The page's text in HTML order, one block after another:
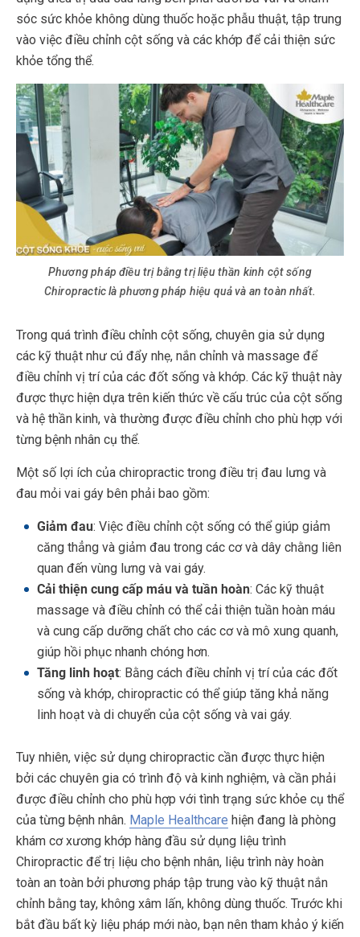
sóc sức khỏe không dùng thuốc hoặc phẫu thuật, tập trung
vào việc điều chỉnh cột sống và các khớp để cải thiện sức
khỏe tổng thể.
Phương pháp điều trị bằng trị liệu thần kinh cột sống
Chiropractic là phương pháp hiệu quả và an toàn nhất.
Trong quá trình điều chỉnh cột sống, chuyên gia sử dụng
các kỹ thuật như cú đẩy nhẹ, nắn chỉnh và massage để
điều chỉnh vị trí của các đốt sống và khớp. Các kỹ thuật này
được thực hiện dựa trên kiến thức về cấu trúc của cột sống
và hệ thần kinh, và thường được điều chỉnh cho phù hợp với
từng bệnh nhân cụ thể.
Một số lợi ích của chiropractic trong điều trị đau lưng và
đau mỏi vai gáy bên phải bao gồm:
Giảm đau: Việc điều chỉnh cột sống có thể giúp giảm
căng thẳng và giảm đau trong các cơ và dây chằng liên
quan đến vùng lưng và vai gáy.
Cải thiện cung cấp máu và tuần hoàn: Các kỹ thuật
massage và điều chỉnh có thể cải thiện tuần hoàn máu
và cung cấp dưỡng chất cho các cơ và mô xung quanh,
giúp hồi phục nhanh chóng hơn.
Tăng linh hoạt: Bằng cách điều chỉnh vị trí của các đốt
sống và khớp, chiropractic có thể giúp tăng khả năng
linh hoạt và di chuyển của cột sống và vai gáy.
Tuy nhiên, việc sử dụng chiropractic cần được thực hiện
bởi các chuyên gia có trình độ và kinh nghiệm, và cần phải
được điều chỉnh cho phù hợp với tình trạng sức khỏe cụ thể
của từng bệnh nhân. Maple Healthcare hiện đang là phòng
khám cơ xương khớp hàng đầu sử dụng liệu trình
Chiropractic để trị liệu cho bệnh nhân, liệu trình này hoàn
toàn an toàn bởi phương pháp tập trung vào kỹ thuật nắn
chỉnh bằng tay, không xâm lấn, không dùng thuốc. Trước khi
bắt đầu bất kỳ liệu pháp mới nào, bạn nên tham khảo ý kiến